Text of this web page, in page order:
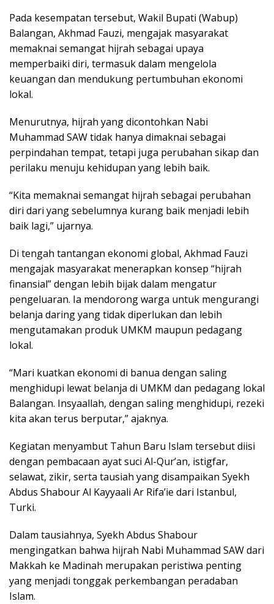
Pada kesempatan tersebut, Wakil Bupati (Wabup)
Balangan, Akhmad Fauzi, mengajak masyarakat
memaknai semangat hijrah sebagai upaya
memperbaiki diri, termasuk dalam mengelola
keuangan dan mendukung pertumbuhan ekonomi
lokal.
Menurutnya, hijrah yang dicontohkan Nabi
Muhammad SAW tidak hanya dimaknai sebagai
perpindahan tempat, tetapi juga perubahan sikap dan
perilaku menuju kehidupan yang lebih baik.
“Kita memaknai semangat hijrah sebagai perubahan
diri dari yang sebelumnya kurang baik menjadi lebih
baik lagi,” ujarnya.
Di tengah tantangan ekonomi global, Akhmad Fauzi
mengajak masyarakat menerapkan konsep “hijrah
finansial” dengan lebih bijak dalam mengatur
pengeluaran. Ia mendorong warga untuk mengurangi
belanja daring yang tidak diperlukan dan lebih
mengutamakan produk UMKM maupun pedagang
lokal.
“Mari kuatkan ekonomi di banua dengan saling
menghidupi lewat belanja di UMKM dan pedagang lokal
Balangan. Insyaallah, dengan saling menghidupi, rezeki
kita akan terus berputar,” ajaknya.
Kegiatan menyambut Tahun Baru Islam tersebut diisi
dengan pembacaan ayat suci Al-Qur’an, istigfar,
selawat, zikir, serta tausiah yang disampaikan Syekh
Abdus Shabour Al Kayyaali Ar Rifa’ie dari Istanbul,
Turki.
Dalam tausiahnya, Syekh Abdus Shabour
mengingatkan bahwa hijrah Nabi Muhammad SAW dari
Makkah ke Madinah merupakan peristiwa penting
yang menjadi tonggak perkembangan peradaban
Islam.